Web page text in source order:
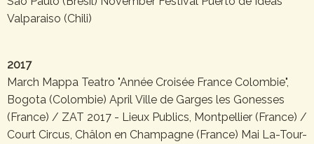
Valparaiso (Chili)
2017
March Mappa Teatro "Année Croisée France Colombie",
Bogota (Colombie) April Ville de Garges les Gonesses
(France) / ZAT 2017 - Lieux Publics, Montpellier (France) /
Court Circus, Châlon en Champagne (France) Mai La-Tour-